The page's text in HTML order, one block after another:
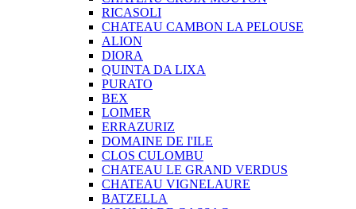
RICASOLI
CHATEAU CAMBON LA PELOUSE
ALION
DIORA
QUINTA DA LIXA
PURATO
BEX
LOIMER
ERRAZURIZ
DOMAINE DE I'ILE
CLOS CULOMBU
CHATEAU LE GRAND VERDUS
CHATEAU VIGNELAURE
BATZELLA